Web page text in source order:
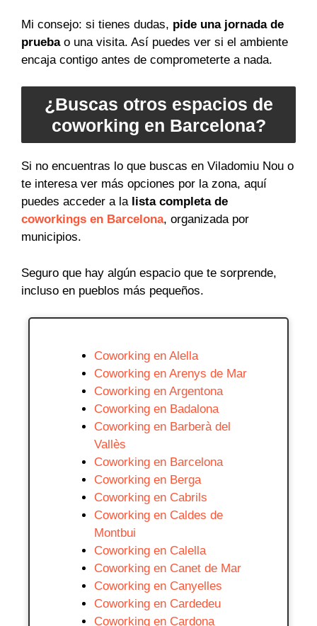
Mi consejo: si tienes dudas, pide una jornada de
pruebao una visita. Así puedes ver si el ambiente
encaja contigo antes de comprometerte a nada.
¿Buscas otros espacios de
coworking en Barcelona?
Si no encuentras lo que buscas en Viladomiu Nou o
te interesa ver más opciones por la zona, aquí
puedes acceder a lalista completa de
coworkings en Barcelona, organizada por
municipios.
Seguro que hay algún espacio que te sorprende,
incluso en pueblos más pequeños.
Coworking en Alella
Coworking en Arenys de Mar
Coworking en Argentona
Coworking en Badalona
Coworking en Barberà del
Vallès
Coworking en Barcelona
Coworking en Berga
Coworking en Cabrils
Coworking en Caldes de
Montbui
Coworking en Calella
Coworking en Canet de Mar
Coworking en Canyelles
Coworking en Cardedeu
Coworking en Cardona